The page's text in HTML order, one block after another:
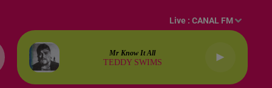
Live :CANAL FM
Mr Know It All
TEDDY SWIMS